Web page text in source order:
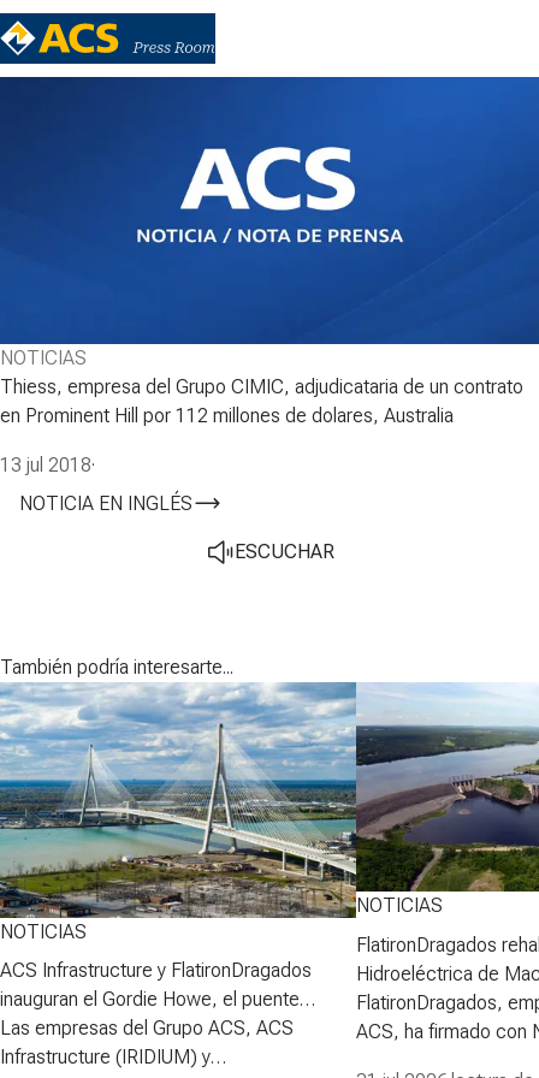
NOTICIAS
Thiess, empresa del Grupo CIMIC, adjudicataria de un contrato
en Prominent Hill por 112 millones de dolares, Australia
13 jul 2018·
NOTICIA EN INGLÉS
ESCUCHAR
También podría interesarte...
NOTICIAS
ACS Infrastructure y FlatironDragados
inauguran el Gordie Howe, el puente
atirantado más largo de Norteamérica
Las empresas del Grupo ACS, ACS
Infrastructure (IRIDIUM) y
NOTICIAS
FlatironDragados
Hidroeléctrica de
FlatironDragados,
ACS, ha firmado con